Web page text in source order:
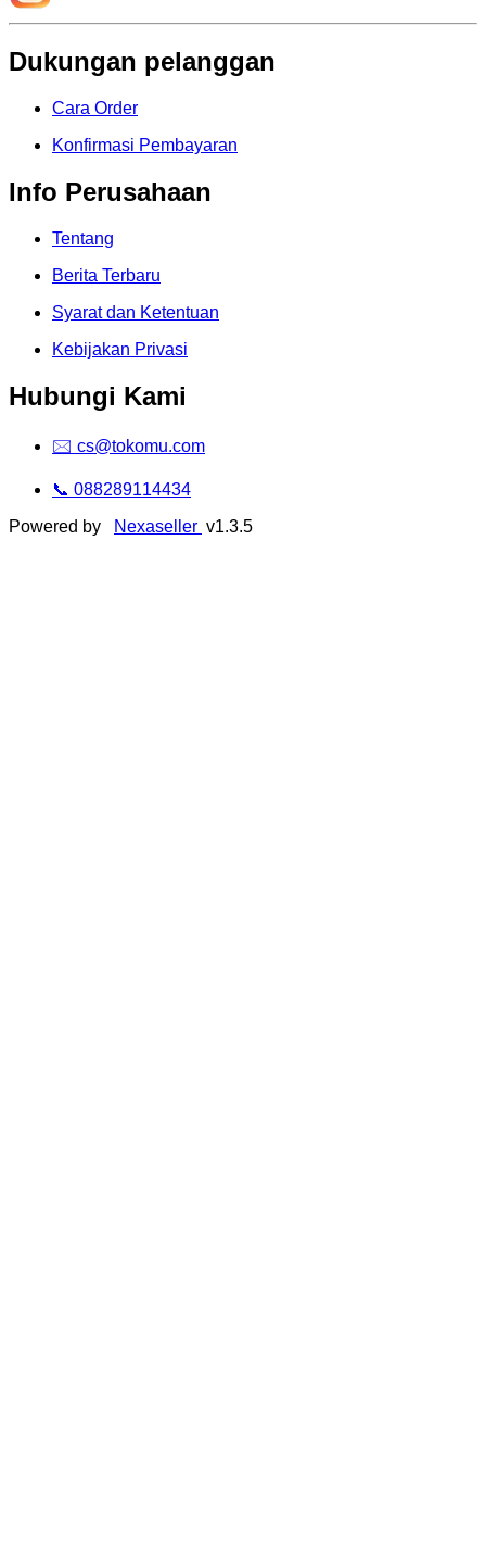
Dukungan pelanggan
Cara Order
Konfirmasi Pembayaran
Info Perusahaan
Tentang
Berita Terbaru
Syarat dan Ketentuan
Kebijakan Privasi
Hubungi Kami
🖂 cs@tokomu.com
📞 088289114434
Powered by
Nexaseller v1.3.5